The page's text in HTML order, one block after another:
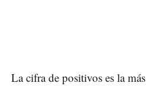
La cifra de positivos es la